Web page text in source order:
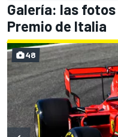
Galería: las
Premio de Italia
48